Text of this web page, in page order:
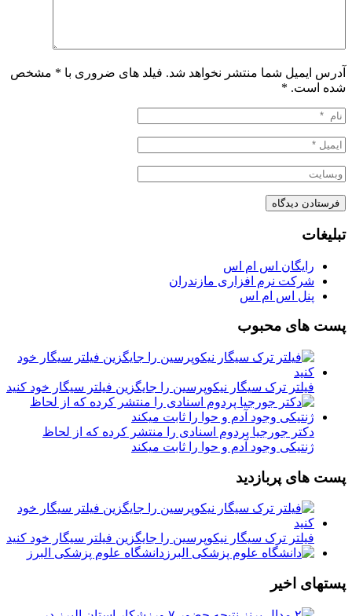
آدرس ایمیل شما منتشر نخواهد شد. فیلد های ضروری با * مشخص
شده است. *
تبلیغات
رایگان اس ام اس
شرکت نرم افزاری مازندران
پنل اس ام اس
پست های محبوب
فیلتر ترک سیگار نیکوپرسین را جایگزین فیلتر سیگار خود کنید
دکتر جورجیا پردوم اسنادی را منتشر کرده که از لحاظ
ژنتیکی وجود آدم و حوا را ثابت میکند
پست های پربازدید
فیلتر ترک سیگار نیکوپرسین را جایگزین فیلتر سیگار خود کنید
دانشگاه علوم پزشکی البرز
پستهای اخیر